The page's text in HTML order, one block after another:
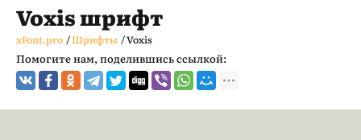
Voxis шрифт
xFont.pro /Шрифты /Voxis
Помогите нам, поделившись ссылкой: